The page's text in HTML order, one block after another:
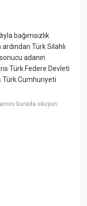
bağımsızlık
Türk Silahlı
adanın
Türk Federe Devleti
Türk Cumhuriyeti
burada okuyun: